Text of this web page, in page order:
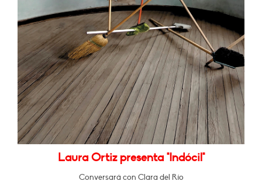
Laura Ortiz presenta "Indócil"
Conversará con Clara del Río